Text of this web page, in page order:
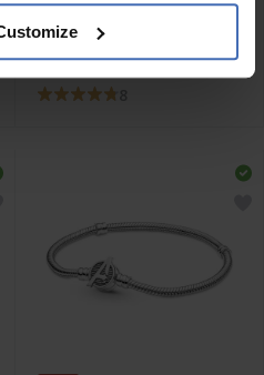
CHF 109.00
Pandora Bracciale tennis
scintillante con cuore -
590041C01